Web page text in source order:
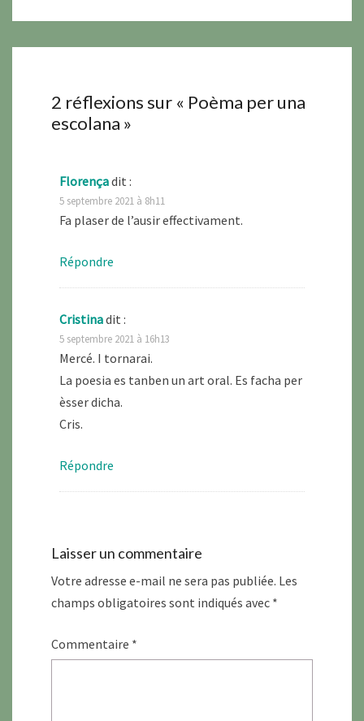
2 réflexions sur « Poèma per una
escolana »
Florençadit :
5 septembre 2021 à 8h11
Fa plaser de l’ausir effectivament.
Répondre
Cristinadit :
5 septembre 2021 à 16h13
Mercé. I tornarai.
La poesia es tanben un art oral. Es facha per
èsser dicha.
Cris.
Répondre
Laisser un commentaire
Votre adresse e-mail ne sera pas publiée. Les
champs obligatoires sont indiqués avec *
Commentaire *